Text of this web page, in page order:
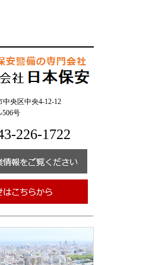
央区中央4-12-12
号
226-1722